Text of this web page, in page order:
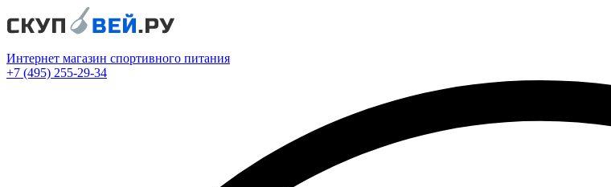
Интернет магазин спортивного питания
+7 (495) 255-29-34